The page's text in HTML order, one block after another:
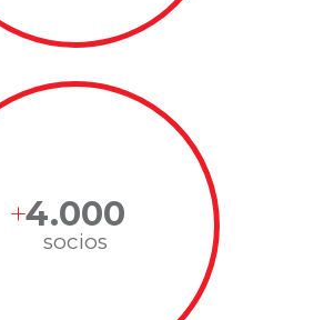
4.000
socios